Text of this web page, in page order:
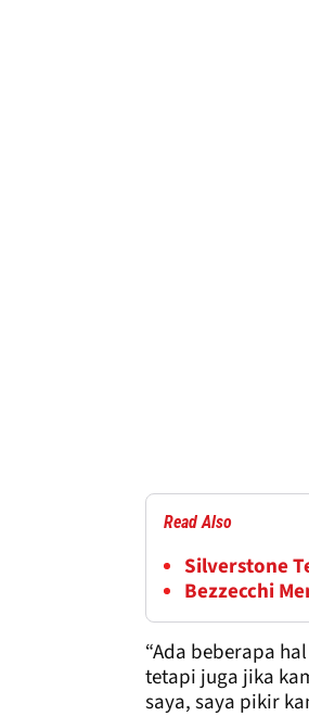
Read Also
Silverstone
Bezzecchi
“Ada beberapa
tetapi juga jika
saya, saya pikir